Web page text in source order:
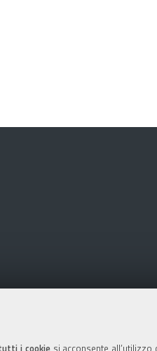
i cookiesi acconsente all’utilizzo